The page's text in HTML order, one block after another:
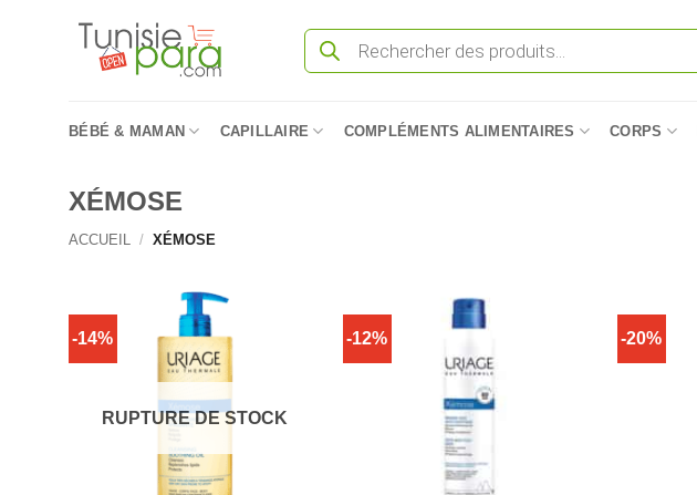
Recherche
produits
BÉBÉ & MAMAN CAPILLAIRE COMPLÉMENTS ALIMENTAIRES CORPS
XÉMOSE
ACCUEIL / XÉMOSE
-14%
RUPTURE DE STOCK
-12% -20%